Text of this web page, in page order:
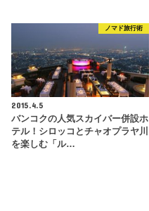
ノマド旅行術
2015.4.5
バンコクの人気スカイバー併設ホ
テル！シロッコとチャオプラヤ川
を楽しむ「ル…